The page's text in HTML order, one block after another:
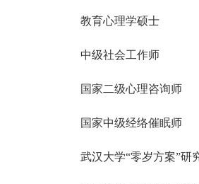
教育心理学硕士
中级社会工作师
国家二级心理咨询师
国家中级经络催眠师
武汉大学“零岁方案”研